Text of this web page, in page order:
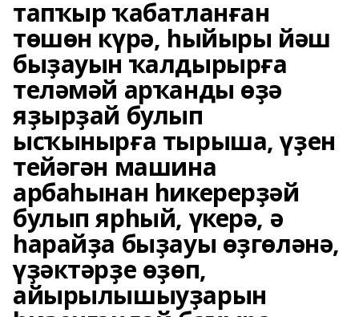
тапҡыр ҡабатланған
төшөн күрә, һыйыры йәш
быҙауын ҡалдырырға
теләмәй арҡанды өҙә
яҙырҙай булып
ысҡынырға тырыша, үҙен
тейәгән машина
арбаһынан һикерерҙәй
булып ярһый, үкерә, ә
һарайҙа быҙауы өҙгөләнә,
үҙәктәрҙе өҙөп,
айырылышыуҙарын